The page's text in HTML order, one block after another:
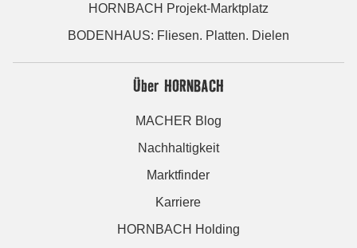
HORNBACH Projekt-Marktplatz
BODENHAUS: Fliesen. Platten. Dielen
Über HORNBACH
MACHER Blog
Nachhaltigkeit
Marktfinder
Karriere
HORNBACH Holding